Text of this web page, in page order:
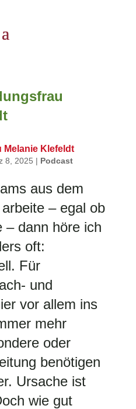
Melanie Klefeldt
8, 2025 | Podcast
aus dem
– egal ob
– dann höre ich
oft:
Für
und
vor allem ins
mehr
oder
benötigen
Ursache ist
wie gut